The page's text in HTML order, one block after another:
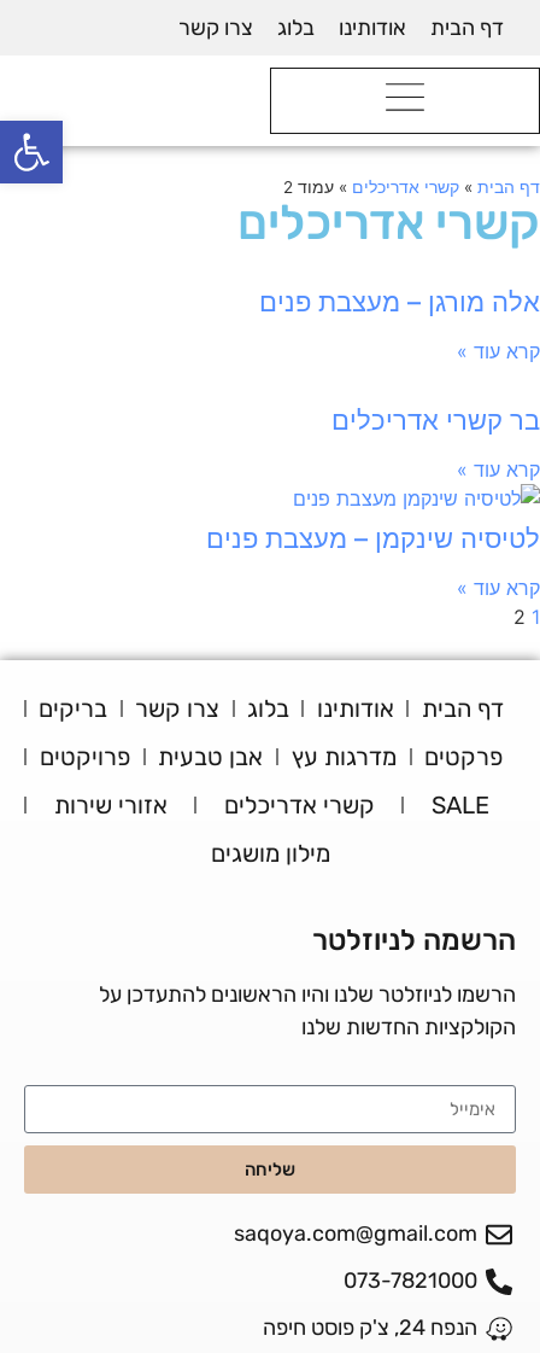
פתח
דף הבית אודותינו בלוג צרו קשר
דף הבית » קשרי אדריכלים » עמוד 2
קשרי אדריכלים
אלה מורגן – מעצבת פנים
קרא עוד »
בר קשרי אדריכלים
קרא עוד »
לטיסיה שינקמן – מעצבת פנים
קרא עוד »
1
2
דף הבית אודותינו בלוג צרו קשר
בריקים
פרקטים
מדרגות עץ אבן טבעית
פרויקטים
SALE
קשרי אדריכלים
אזורי שירות
מילון מושגים
הרשמה לניוזלטר
הרשמו לניוזלטר שלנו והיו הראשונים להתעדכן על
הקולקציות החדשות שלנו
שליחה
saqoya.com@gmail.com
073-7821000
הנפח 24, צ'ק פוסט חיפה